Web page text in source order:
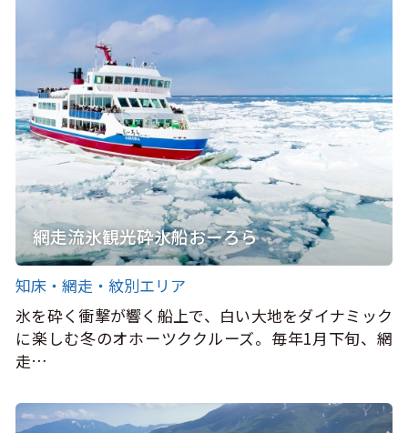
網走流氷観光砕氷船おーろら
知床・網走・紋別エリア
氷を砕く衝撃が響く船上で、白い大地をダイナミック
に楽しむ冬のオホーツククルーズ。毎年1月下旬、網
走…